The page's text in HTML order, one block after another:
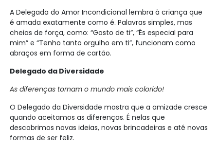
A Delegada do Amor Incondicional lembra à criança que
é amada exatamente como é. Palavras simples, mas
cheias de força, como: “Gosto de ti”, “És especial para
mim” e “Tenho tanto orgulho em ti”, funcionam como
abraços em forma de cartão.
Delegado da Diversidade
As diferenças tornam o mundo mais colorido!
O Delegado da Diversidade mostra que a amizade cresce
quando aceitamos as diferenças. É nelas que
descobrimos novas ideias, novas brincadeiras e até novas
formas de ser feliz.